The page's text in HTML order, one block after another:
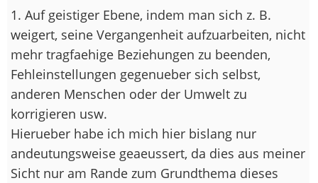
1. Auf geistiger Ebene, indem man sich z. B.
weigert, seine Vergangenheit aufzuarbeiten, nicht
mehr tragfaehige Beziehungen zu beenden,
Fehleinstellungen gegenueber sich selbst,
anderen Menschen oder der Umwelt zu
korrigieren usw.
Hierueber habe ich mich hier bislang nur
andeutungsweise geaeussert, da dies aus meiner
Sicht nur am Rande zum Grundthema dieses